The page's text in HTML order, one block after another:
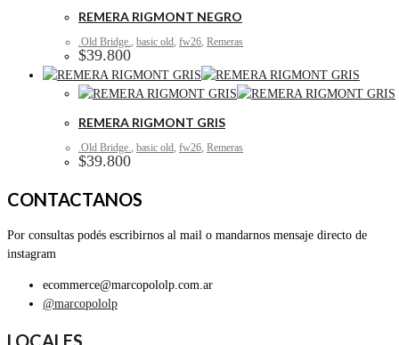
REMERA RIGMONT NEGRO
.Old Bridge., basic old, fw26, Remeras
$39.800
REMERA RIGMONT GRIS
.Old Bridge., basic old, fw26, Remeras
$39.800
CONTACTANOS
Por consultas podés escribirnos al mail o mandarnos mensaje directo de
instagram
ecommerce@marcopololp.com.ar
@marcopololp
LOCALES